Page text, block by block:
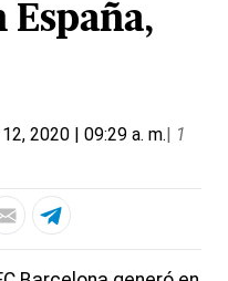
España,
2020 | 09:29 a. m.| 1